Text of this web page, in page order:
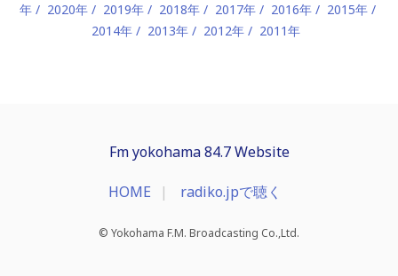
年
2020年 2019年 2018年 2017年 2016年
2015年
2014年
2013年 2012年 2011年
Fm yokohama 84.7 Website
HOME radiko.jpで聴く
© Yokohama F.M. Broadcasting Co.,Ltd.